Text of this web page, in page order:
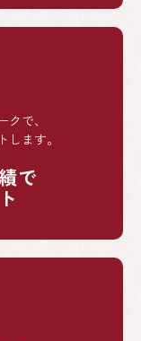
で、
ます。
で